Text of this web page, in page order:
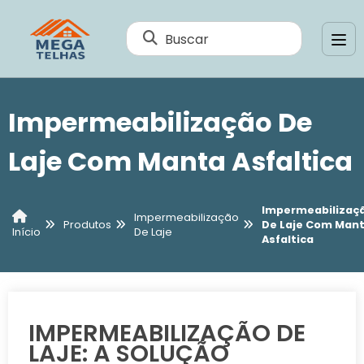
Buscar
Impermeabilização De
Laje Com Manta Asfaltica
Início
Produtos
Impermeabilização
De Laje
De Laje Com
Asfaltica
IMPERMEABILIZAÇÃO DE
LAJE: A SOLUÇÃO